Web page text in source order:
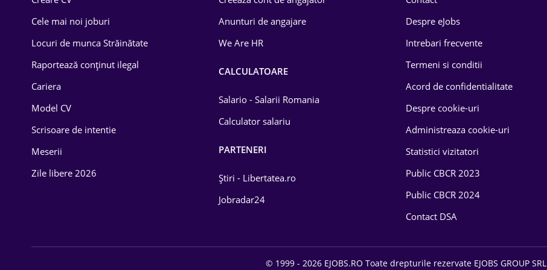
Drept
Educație / Training
Energetică
Farma
Cele mai noi joburi
Locuri de munca Străinătate
Raportează conținut ilegal
Cariera
Model CV
Scrisoare de intentie
Meserii
Zile libere 2026
Anunturi de angajare
We Are HR
CALCULATOARE
Salario - Salarii Romania
Calculator salariu
PARTENERI
Știri - Libertatea.ro
Jobradar24
Despre eJobs
Intrebari frecvente
Termeni si conditii
Acord de confidentialitate
Despre cookie-uri
Administreaza cookie-uri
Statistici vizitatori
Public CBCR 2023
Public CBCR 2024
Contact DSA
© 1999 - 2026 EJOBS.RO Toate drepturile rezervate EJOBS GROUP SRL